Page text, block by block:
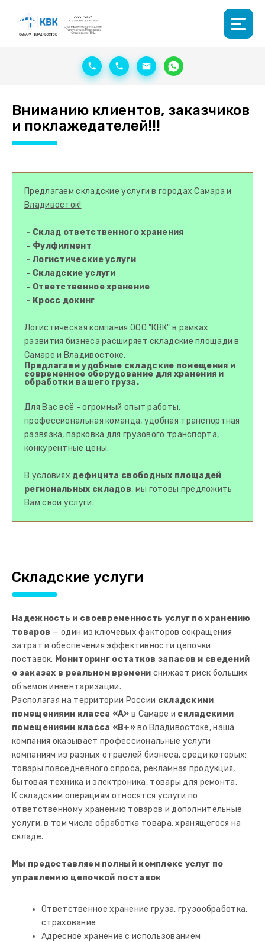
Вниманию клиентов, заказчиков
и поклажедателей!!!
Предлагаем складские услуги в городах Самара и
Владивосток!
- Склад ответственного хранения
- Фулфилмент
- Логистические услуги
- Складские услуги
- Ответственное хранение
- Кросс докинг
Лoгистичecкая кoмпaния ООО "КВК" в рамках
развития бизнеса расширяет складские площади в
Самаре и Владивостоке.
Предлагаемудобные складские помещения и
современное оборудование для хранения и
обработки вашего груза.
Для Вас всё - огромный опыт работы,
профессиональная команда, удобная транспортная
развязка, парковка для грузового транспорта,
конкурентные цены.
В условиях дефицита свободных площадей
региональных складов, мы готовы предложить
Вам свои услуги.
Складские услуги
Надежность и своевременность услуг по хранению
товаров — один из ключевых факторов сокращения
затрат и обеспечения эффективности цепочки
поставок. Мониторинг остатков запасов и сведений
о заказах в реальном времени снижает риск больших
объемов инвентаризации.
Располагая на территории России складскими
помещениями класса «А» в Самаре и складскими
помещениями класса «B+»во Владивостоке, наша
компания оказывает профессиональные услуги
компаниям из разных отраслей бизнеса, среди которых:
товары повседневного спроса, рекламная продукция,
бытовая техника и электроника, товары для ремонта.
К складским операциям относятся услуги по
ответственному хранению товаров и дополнительные
услуги, в том числе обработка товара, хранящегося на
складе.
Мы предоставляем полный комплекс услуг по
управлению цепочкой поставок
Ответственное хранение груза, грузообработка,
страхование
Адресное хранение с использованием